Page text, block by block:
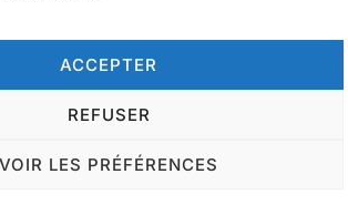
ACCEPTER
REFUSER
VOIR LES PRÉFÉRENCES